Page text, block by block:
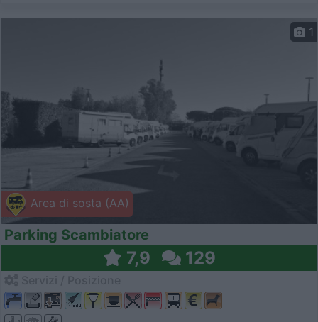
Area di sosta (AA)
1
Parking Scambiatore
7,9 129